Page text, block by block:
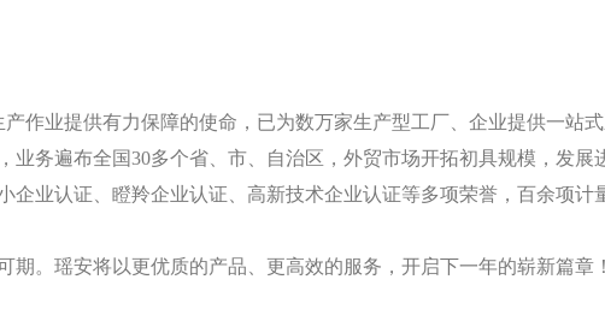
作业提供有力保障的使命，已为数万家生产型工厂、企业提供一站
业务遍布全国30多个省、市、自治区，外贸市场开拓初具规模，发
企业认证、瞪羚企业认证、高新技术企业认证等多项荣誉，百余项计
期。瑶安将以更优质的产品、更高效的服务，开启下一年的崭新篇章！